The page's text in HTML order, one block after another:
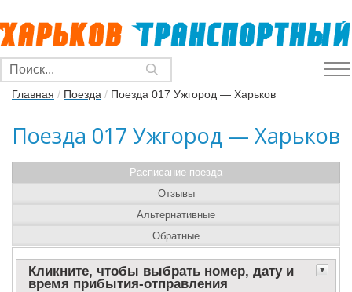
Главная / Поезда / Поезда 017 Ужгород — Харьков
Поезда 017 Ужгород — Харьков
Расписание поезда
Кликните, чтобы выбрать номер, дату и
время прибытия-отправления
Отзывы
Альтернативные
Обратные